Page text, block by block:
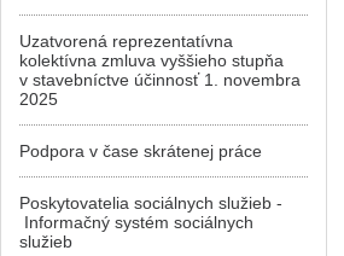
Uzatvorená reprezentatívna
kolektívna zmluva vyššieho stupňa
v stavebníctve účinnosť 1. novembra
2025
Podpora v čase skrátenej práce
Poskytovatelia sociálnych služieb -
Informačný systém sociálnych
služieb